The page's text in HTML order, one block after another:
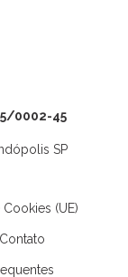
0002-45
SP
(UE)